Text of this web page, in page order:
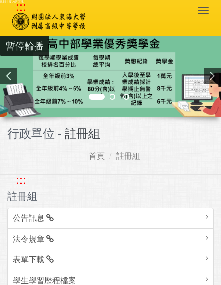
跳到主要內容區塊
:::
暫停輪播
行政單位 - 註冊組
首頁 註冊組
:::
註冊組
公告訊息
法令規章
表單下載
學生學習歷程檔案